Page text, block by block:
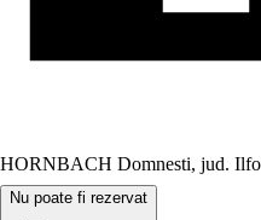
HORNBACH Domnesti, jud.
Nu poate fi rezervat